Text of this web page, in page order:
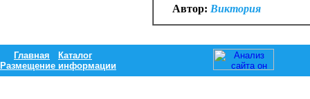
Автор: Виктория
Главная
Каталог
Размещение информации